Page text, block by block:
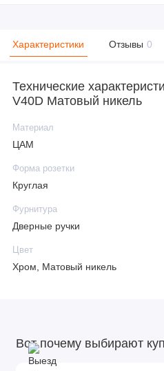
Характеристики Отзывы 0
Технические
V40D Матовый никель
Материал
ЦАМ
Форма розетки
Круглая
Фурнитура
Дверные ручки
Цвет
Хром, Матовый никель
Вот почему выбирают